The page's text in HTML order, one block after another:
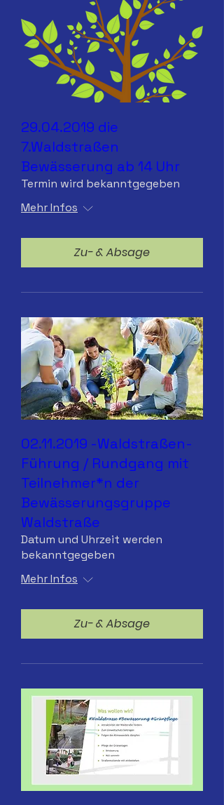
29.04.2019 die
7.Waldstraßen
Bewässerung ab 14 Uhr
Termin wird bekanntgegeben
Mehr Infos
Zu- & Absage
02.11.2019 -Waldstraßen-
Führung / Rundgang mit
Teilnehmer*n der
Bewässerungsgruppe
Waldstraße
Datum und Uhrzeit werden
bekanntgegeben
Mehr Infos
Zu- & Absage